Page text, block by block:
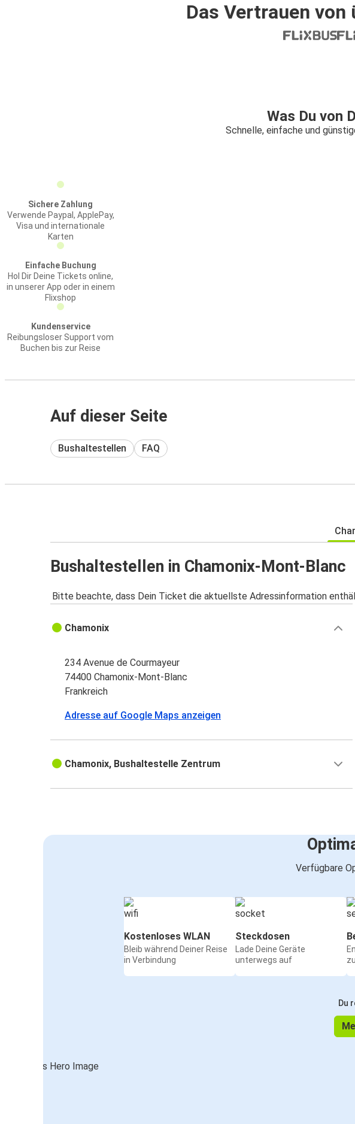
Das Vertrauen
Was Du von
Schnelle, einfache und
Sichere Zahlung
Verwende Paypal, ApplePay,
Visa und internationale
Karten
Einfache Buchung
Hol Dir Deine Tickets online,
in unserer App oder in einem
Flixshop
Kundenservice
Reibungsloser Support vom
Buchen bis zur Reise
Auf dieser Seite
Bushaltestellen FAQ
Bushaltestellen in Chamonix-Mont-Blanc
Bitte beachte, dass Dein Ticket die aktuellste Adressinformation
Chamonix
234 Avenue de Courmayeur
74400 Chamonix-Mont-Blanc
Frankreich
Adresse auf Google Maps anzeigen
Chamonix, Bushaltestelle Zentrum
Verfügbare
Kostenloses WLAN
Bleib während Deiner Reise
in Verbindung
Steckdosen
Lade Deine Geräte
unterwegs auf
Du